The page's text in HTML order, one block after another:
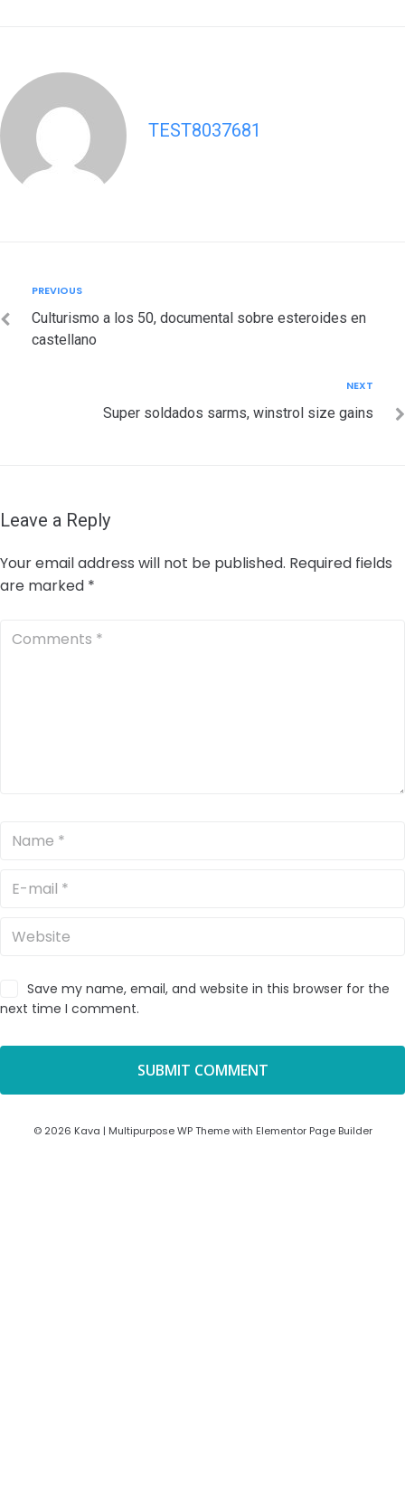
TEST8037681
navigation
Previous
PREVIOUS
Culturismo a los 50, documental sobre esteroides en
castellano
NEXT
Super soldados sarms, winstrol size gains
Leave a Reply
Your email address will not be published. Required fields
are marked *
Save my name, email, and website in this browser for the
next time I comment.
© 2026 Kava | Multipurpose WP Theme with Elementor Page Builder